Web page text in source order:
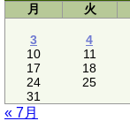
月
火
3
4
10
11
17
18
24
25
31
« 7月